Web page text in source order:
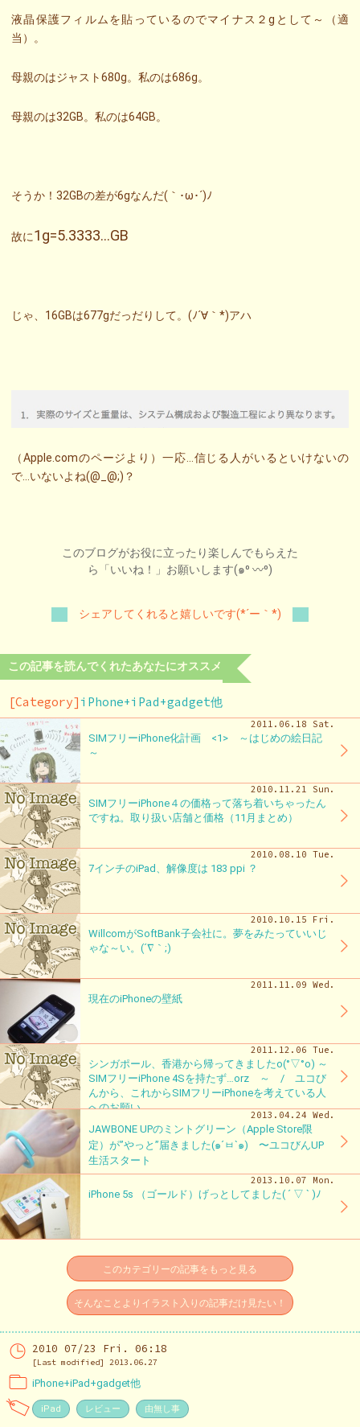
液晶保護フィルムを貼っているのでマイナス２gとして～（適
当）。
母親のはジャスト680g。私のは686g。
母親のは32GB。私のは64GB。
そうか！32GBの差が6gなんだ(｀･ω･´)ﾉ
故に1g=5.3333…GB
じゃ、16GBは677gだっだりして。(ﾉ´∀｀*)アハ
（Apple.comのページより）一応…信じる人がいるといけないの
で…いないよね(@_@;)？
このブログがお役に立ったり楽しんでもらえた
ら「いいね！」お願いします(๑⁰ 〰⁰)
シェアしてくれると嬉しいです(*´ー｀*)
この記事を読んでくれたあなたにオススメ
[Category]iPhone+iPad+gadget他
2011.06.18 Sat.
SIMフリーiPhone化計画 <1> ～はじめの絵日記
～
2010.11.21 Sun.
SIMフリーiPhone４の価格って落ち着いちゃったん
ですね。取り扱い店舗と価格（11月まとめ）
2010.08.10 Tue.
7インチのiPad、解像度は 183 ppi ？
2010.10.15 Fri.
WillcomがSoftBank子会社に。夢をみたっていいじ
ゃな～い。(´∇｀;)
2011.11.09 Wed.
現在のiPhoneの壁紙
2011.12.06 Tue.
シンガポール、香港から帰ってきましたo(°▽°o) ～
SIMフリーiPhone 4Sを持たず…orz ～ / ユコび
んから、これからSIMフリーiPhoneを考えている人
へのお願い
2013.04.24 Wed.
JAWBONE UPのミントグリーン（Apple Store限
定）が”やっと”届きました(๑´ㅂ`๑) 〜ユコびんUP
生活スタート
2013.10.07 Mon.
iPhone 5s （ゴールド）げっとしてました( ´ ▽ ` )ﾉ
このカテゴリーの記事をもっと見る
そんなことよりイラスト入りの記事だけ見たい！
2010 07/23 Fri. 06:18
[Last modified] 2013.06.27
iPhone+iPad+gadget他
iPad レビュー 由無し事